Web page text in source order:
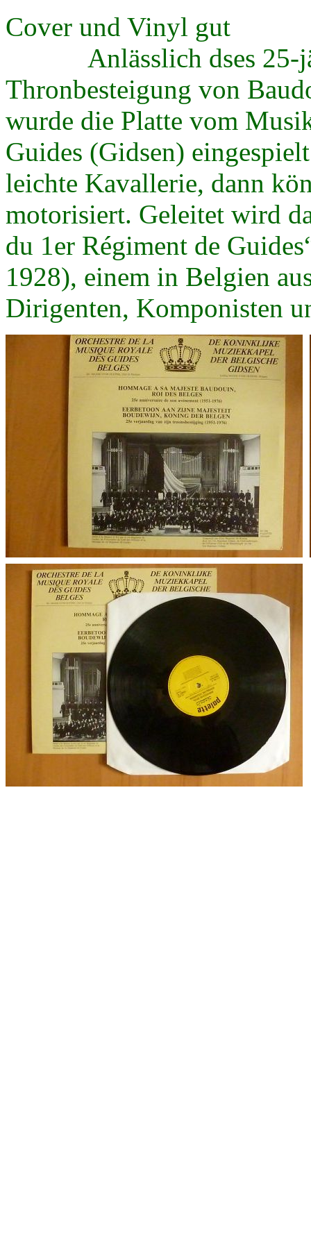
Cover und Vinyl gut
Anlässlich dses 25-
Thronbesteigung von
wurde die Platte vom
Guides (Gidsen)
leichte Kavallerie, dann
motorisiert. Geleitet wird
du 1er Régiment de
1928), einem in Belgien
Dirigenten, Komponisten